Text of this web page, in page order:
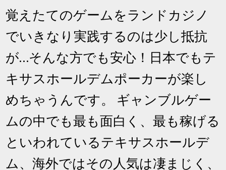
覚えたてのゲームをランドカジノ
でいきなり実践するのは少し抵抗
が…そんな方でも安心！日本でもテ
キサスホールデムポーカーが楽し
めちゃうんです。 ギャンブルゲー
ムの中でも最も面白く、最も稼げる
といわれているテキサスホールデ
ム、海外ではその人気は凄まじく、